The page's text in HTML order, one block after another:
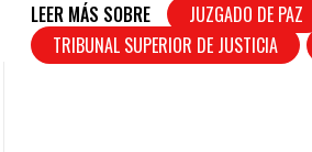
LEER MÁS SOBRE JUZGADO DE PAZ
TRIBUNAL SUPERIOR DE JUSTICIA